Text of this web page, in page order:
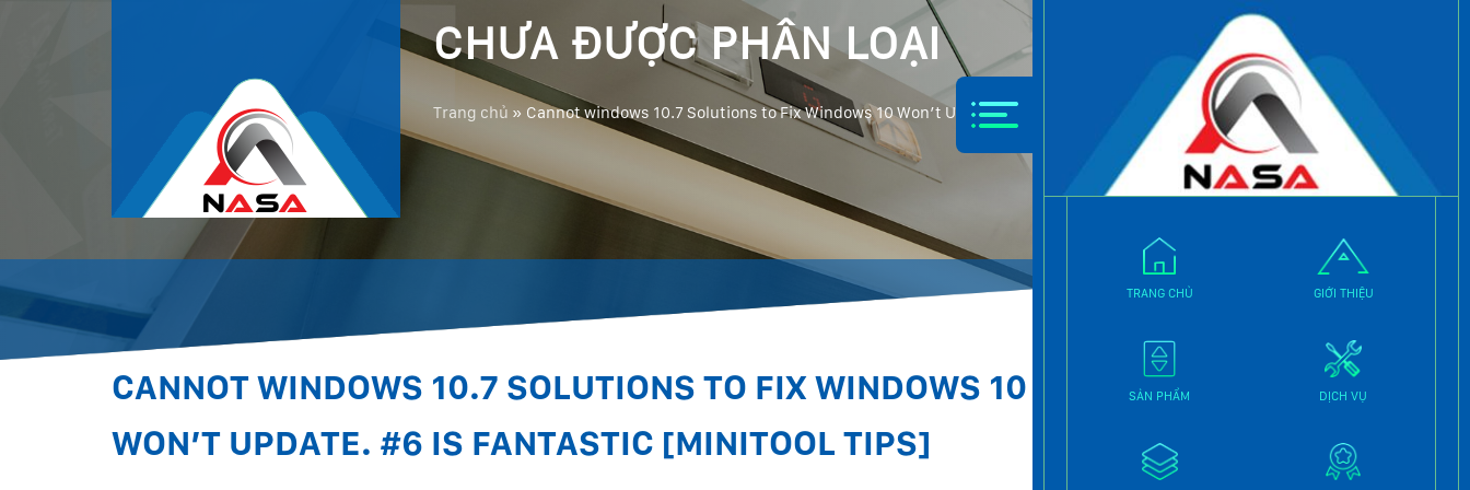
TRANG CHỦ GIỚI THIỆU
SẢN PHẨM DỊCH VỤ
CHƯA ĐƯỢC PHÂN LOẠI
Trang chủ » Cannot windows 10.7 Solutions to Fix Windows 10 Won’t Update. #6 Is Fantastic [MiniTool Tips]
CANNOT WINDOWS 10.7 SOLUTIONS TO FIX WINDOWS 10
WON’T UPDATE. #6 IS FANTASTIC [MINITOOL TIPS]